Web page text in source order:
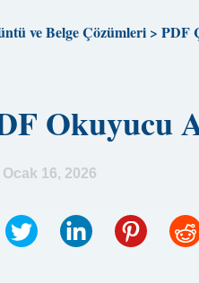
ve Belge Çözümleri> PDF
Okuyucu
Ocak 16, 2026